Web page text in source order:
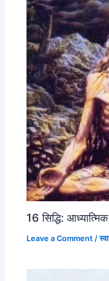
16 सिद्धि:
Leave a Comment /